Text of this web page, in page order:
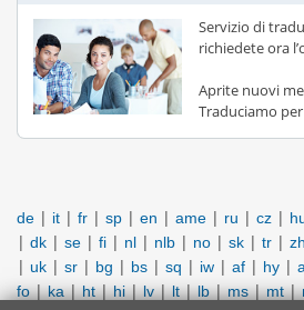
Servizio di
richiedete ora
Aprite nuovi
Traduciamo
de | it | fr | sp | en | ame | ru | cz |
| dk | se | fi | nl | nlb | no | sk | tr | zh
| uk | sr | bg | bs | sq | iw | af | hy |
fo|ka|ht|hi|lv|lt|lb|ms|mt|